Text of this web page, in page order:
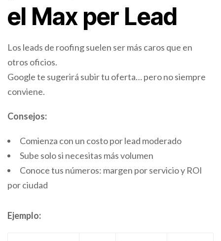
el Max per Lead
Los leads de roofing suelen ser más caros que en
otros oficios.
Google te sugerirá subir tu oferta… pero no siempre
conviene.
Consejos:
Comienza con un costo por lead moderado
Sube solo si necesitas más volumen
Conoce tus números: margen por servicio y ROI
por ciudad
Ejemplo: